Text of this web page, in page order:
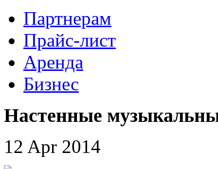
Партнерам
Прайс-лист
Аренда
Бизнес
Настенные
12 Apr 2014